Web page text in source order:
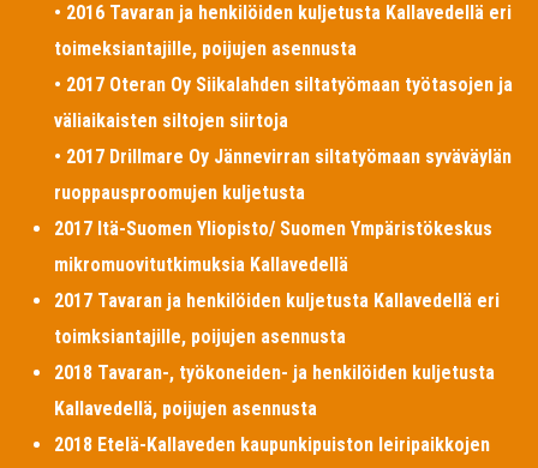
• 2016 Tavaran ja henkilöiden kuljetusta Kallavedellä eri
toimeksiantajille, poijujen asennusta
• 2017 Oteran Oy Siikalahden siltatyömaan työtasojen ja
väliaikaisten siltojen siirtoja
• 2017 Drillmare Oy Jännevirran siltatyömaan syväväylän
ruoppausproomujen kuljetusta
2017 Itä-Suomen Yliopisto/ Suomen Ympäristökeskus
mikromuovitutkimuksia Kallavedellä
2017 Tavaran ja henkilöiden kuljetusta Kallavedellä eri
toimksiantajille, poijujen asennusta
2018 Tavaran-, työkoneiden- ja henkilöiden kuljetusta
Kallavedellä, poijujen asennusta
2018 Etelä-Kallaveden kaupunkipuiston leiripaikkojen